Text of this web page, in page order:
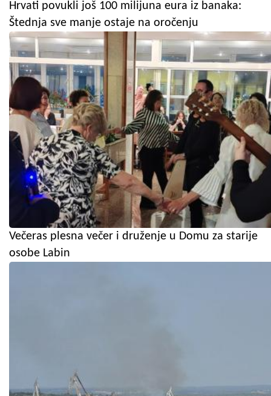
Hrvati povukli još 100 milijuna eura iz banaka:
Štednja sve manje ostaje na oročenju
Večeras plesna večer i druženje u Domu za starije
osobe Labin